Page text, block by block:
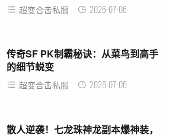
超变合击私服 2026-07-06
传奇SF PK制霸秘诀：从菜鸟到高手
的细节蜕变
超变合击私服 2026-07-06
散人逆袭！七龙珠神龙副本爆神装，